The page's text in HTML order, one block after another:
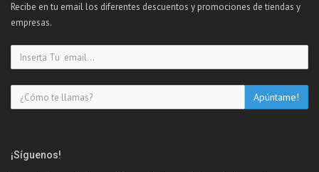
Recibe en tu email los diferentes descuentos y promociones de tiendas y
empresas.
¡Síguenos!